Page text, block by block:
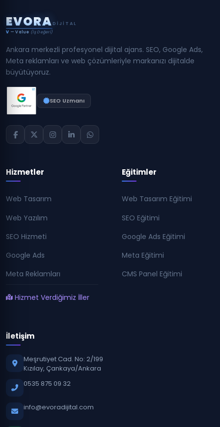
EVORA DIJITAL
V — Value (İş Değeri)
Ankara merkezli profesyonel dijital ajans. SEO, Google Ads,
Meta reklamları ve web çözümleriyle markanızı dijitalde
büyütüyoruz.
SEO Uzmanı
Hizmetler
Web Tasarım
Web Yazılım
SEO Hizmeti
Google Ads
Meta Reklamları
Hizmet Verdiğimiz İller
Eğitimler
Web Tasarım Eğitimi
SEO Eğitimi
Google Ads Eğitimi
Meta Eğitimi
CMS Panel Eğitimi
İletişim
Meşrutiyet Cad. No: 2/199
Kızılay, Çankaya/Ankara
0535 875 09 32
info@evoradijital.com